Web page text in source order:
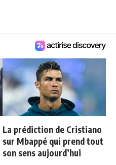
La prédiction de Cristiano
sur Mbappé qui prend tout
son sens aujourd’hui